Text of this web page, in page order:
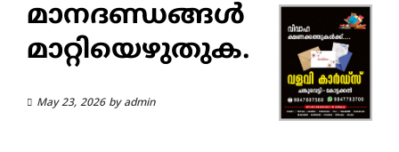
മാനദണ്ഡങ്ങൾ
മാറ്റിയെഴുതുക.
May 23, 2026by admin